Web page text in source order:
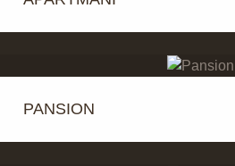
PANSION